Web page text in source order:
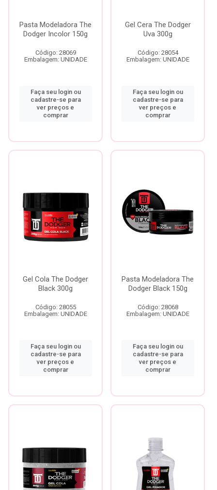
Pasta Modeladora The
Dodger Incolor 150g
Código: 28069
Embalagem: UNIDADE
Faça seu login ou
cadastre-se para
ver preços e
comprar
Gel Cera The Dodger
Uva 300g
Código: 28054
Embalagem: UNIDADE
Faça seu login ou
cadastre-se para
ver preços e
comprar
Gel Cola The Dodger
Black 300g
Código: 28055
Embalagem: UNIDADE
Faça seu login ou
cadastre-se para
ver preços e
comprar
Pasta Modeladora The
Dodger Black 150g
Código: 28068
Embalagem: UNIDADE
Faça seu login ou
cadastre-se para
ver preços e
comprar